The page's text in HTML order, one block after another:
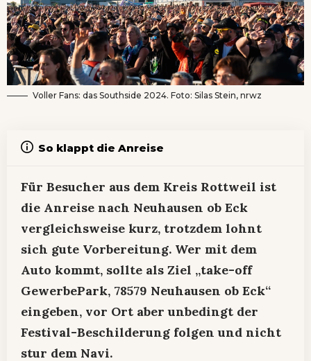
Voller Fans: das Southside 2024. Foto: Silas Stein, nrwz
So klappt die Anreise
Für Besucher aus dem Kreis Rottweil ist
die Anreise nach Neuhausen ob Eck
vergleichsweise kurz, trotzdem lohnt
sich gute Vorbereitung. Wer mit dem
Auto kommt, sollte als Ziel „take-off
GewerbePark, 78579 Neuhausen ob Eck“
eingeben, vor Ort aber unbedingt der
Festival-Beschilderung folgen und nicht
stur dem Navi.